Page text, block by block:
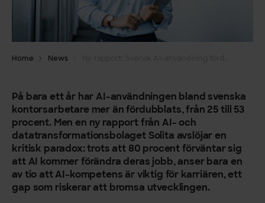
Home News
På bara ett år har AI-användningen bland svenska
kontorsarbetare mer än fördubblats, från 25 till 53
procent. Men en ny rapport från AI- och
datatransformationsbolaget Solita avslöjar en
kritisk paradox: trots att 80 procent förväntar sig
att AI kommer förändra deras jobb, anser bara en
av tio att AI-kompetens är viktig för karriären, ett
gap som riskerar att bromsa utvecklingen.